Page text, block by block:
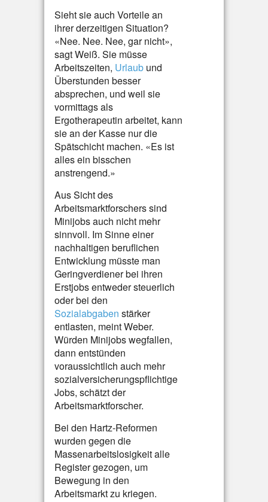
Sieht sie auch Vorteile an
ihrer derzeitigen Situation?
«Nee. Nee. Nee, gar nicht»,
sagt Weiß. Sie müsse
Arbeitszeiten, Urlaub und
Überstunden besser
absprechen, und weil sie
vormittags als
Ergotherapeutin arbeitet, kann
sie an der Kasse nur die
Spätschicht machen. «Es ist
alles ein bisschen
anstrengend.»
Aus Sicht des
Arbeitsmarktforschers sind
Minijobs auch nicht mehr
sinnvoll. Im Sinne einer
nachhaltigen beruflichen
Entwicklung müsste man
Geringverdiener bei ihren
Erstjobs entweder steuerlich
oder bei den
Sozialabgaben stärker
entlasten, meint Weber.
Würden Minijobs wegfallen,
dann entstünden
voraussichtlich auch mehr
sozialversicherungspflichtige
Jobs, schätzt der
Arbeitsmarktforscher.
Bei den Hartz-Reformen
wurden gegen die
Massenarbeitslosigkeit alle
Register gezogen, um
Bewegung in den
Arbeitsmarkt zu kriegen.